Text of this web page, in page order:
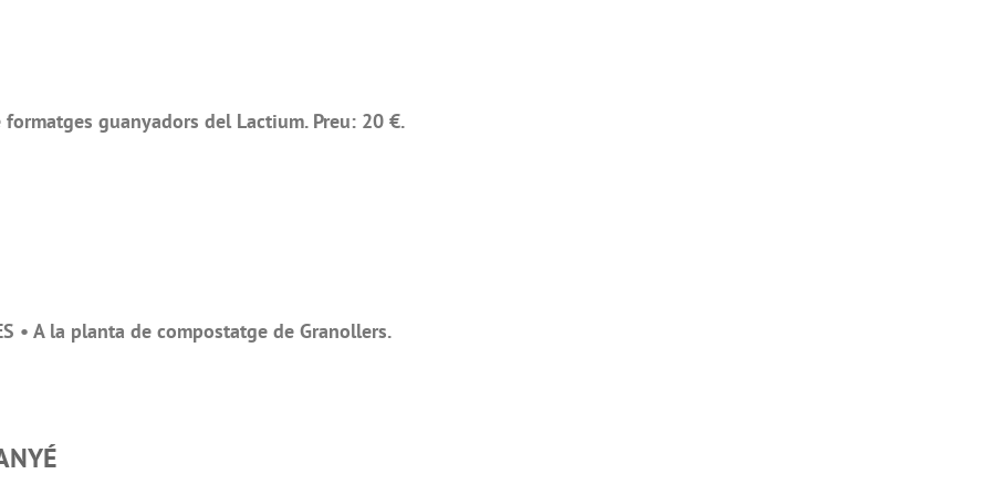
formatges guanyadors del Lactium. Preu: 20 €.
• A la planta de compostatge de Granollers.